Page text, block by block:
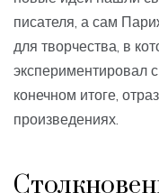
писателя, а сам
для творчества, в
экспериментировал
конечном итоге,
произведениях.